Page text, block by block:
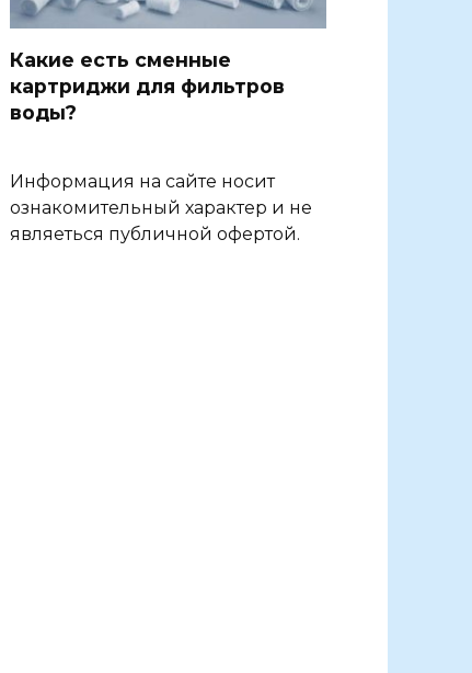
Какие есть сменные
картриджи для фильтров
воды?
Информация на сайте носит
ознакомительный характер и не
являеться публичной офертой.